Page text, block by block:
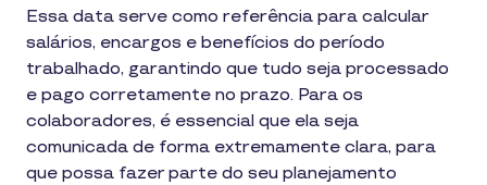
Essa data serve como referência para calcular
salários, encargos e benefícios do período
trabalhado, garantindo que tudo seja processado
e pago corretamente no prazo. Para os
colaboradores, é essencial que ela seja
comunicada de forma extremamente clara, para
que possa fazer parte do seu planejamento